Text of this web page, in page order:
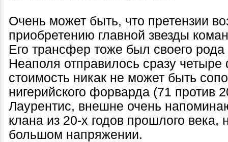
Очень может быть, что претензии
приобретению главной звезды
Его трансфер тоже был своего
Неаполя отправилось сразу
стоимость никак не может быть
нигерийского форварда (71 против
Лаурентис, внешне очень
клана из 20-х годов прошлого века,
большом напряжении.